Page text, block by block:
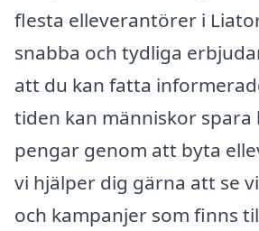
flesta elleverantörer i
snabba och tydliga
att du kan fatta
tiden kan människor spara
pengar genom att byta
vi hjälper dig gärna att se
och kampanjer som finns